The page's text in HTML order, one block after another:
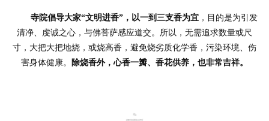
寺院倡导大家“文明进香”，以一到三支香为宜 ，目的是为引发
清净、虔诚之心，与佛菩萨感应道交。所以，无需追求数量或尺
寸，大把大把地烧，或烧高香，避免烧劣质化学香，污染环境、伤
害身体健康。
除烧香外，心香一瓣、香花供养，也非常吉祥。